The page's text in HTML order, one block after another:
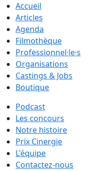
Accueil
Articles
Agenda
Filmothèque
Professionnel·le·s
Organisations
Castings & Jobs
Boutique
Podcast
Les concours
Notre histoire
Prix Cinergie
L'équipe
Contactez-nous